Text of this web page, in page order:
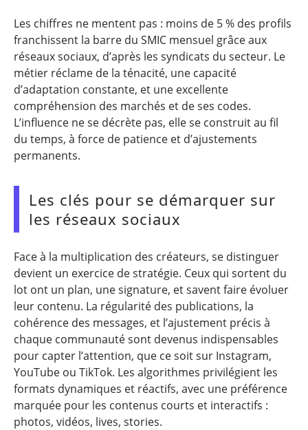
Les chiffres ne mentent pas : moins de 5 % des profils
franchissent la barre du SMIC mensuel grâce aux
réseaux sociaux, d’après les syndicats du secteur. Le
métier réclame de la ténacité, une capacité
d’adaptation constante, et une excellente
compréhension des marchés et de ses codes.
L’influence ne se décrète pas, elle se construit au fil
du temps, à force de patience et d’ajustements
permanents.
Les clés pour se démarquer sur
les réseaux sociaux
Face à la multiplication des créateurs, se distinguer
devient un exercice de stratégie. Ceux qui sortent du
lot ont un plan, une signature, et savent faire évoluer
leur contenu. La régularité des publications, la
cohérence des messages, et l’ajustement précis à
chaque communauté sont devenus indispensables
pour capter l’attention, que ce soit sur Instagram,
YouTube ou TikTok. Les algorithmes privilégient les
formats dynamiques et réactifs, avec une préférence
marquée pour les contenus courts et interactifs :
photos, vidéos, lives, stories.